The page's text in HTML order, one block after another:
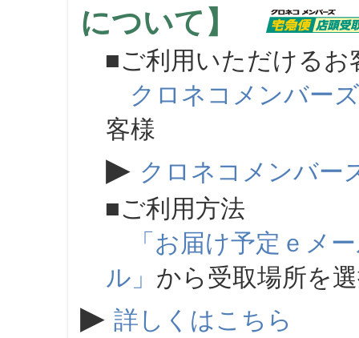
について】
■ご利用いただけるお
クロネコメンバーズ
客様
▶ クロネコメンバー
■ご利用方法
「お届け予定ｅメ
ル」 から受取場所を
▶ 詳しくはこちら